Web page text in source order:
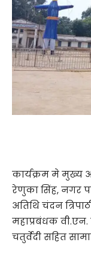
कार्यक्रम मे मुख्य
रेणुका सिंह, नगर
अतिथि चंदन
महाप्रबंधक
चतुर्वेदी सहित